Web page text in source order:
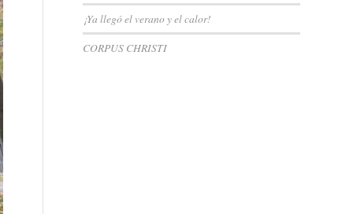
¡Ya llegó el verano y el calor!
CORPUS CHRISTI